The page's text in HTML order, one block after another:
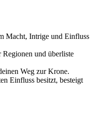
Macht, Intrige und Einfluss
Regionen und überliste
Weg zur Krone.
Einfluss besitzt, besteigt